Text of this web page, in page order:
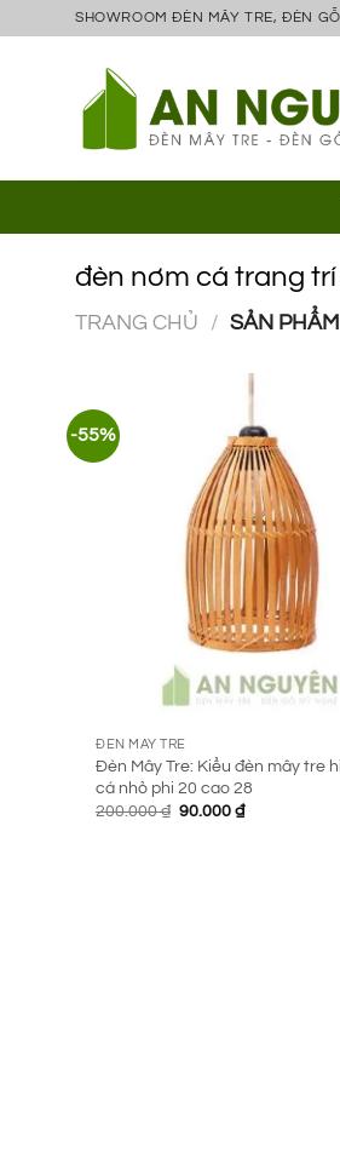
SHOWROOM ĐÈN MÂY TRE, ĐÈN
đèn nơm cá trang trí
TRANG CHỦ / SẢN
-55%
ĐÈN MÂY TRE
Đèn Mây Tre: Kiểu đèn mây tre
cá nhỏ phi 20 cao 28
200.000₫ Giá
90.000₫Giá